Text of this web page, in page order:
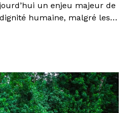
un enjeu majeur de
santé publique et de dignité humaine, malgré les progrès médicaux réalisés au cours des dernières décennies. À l’occasion de la 73ᵉ Journée mondiale de la lèpre, célébrée les 24, 25 et 26 janvier, nous réaffirmons notre engagement aux côtés des autorités sanitaires et des communautés.Cette 73ème édition est un appel vibrant à intensifier le dépistage précoce. Identifier la maladie dès ses premiers signes est le seul moyen de garantir une guérison totale et d'éviter les séquelles physiques définitives. En République Démocratique du Congo (RDC), le retard de diagnostic, souvent alimenté par la peur et la stigmatisation, reste l'obstacle majeur qu'il nous faut impérativement briser.La lèpre : une maladie ancienne mais toujours d’actualitéAussi appelée maladie de Hansen, la lèpre est une infection bactérienne chronique causée par Mycobacterium leprae. Elle affecte principalement la peau, les nerfs périphériques, les yeux et les voies respiratoires supérieures. En l’absence de traitement précoce, elle peut entraîner des incapacités physiques irréversibles, des déformations et une perte de sensibilité, exposant les personnes atteintes à des blessures répétées.Classée parmi les maladies tropicales négligées (MTN) par l’Organisation mondiale de la Santé (OMS), la lèpre touche principalement les populations vivant dans des contextes de pauvreté, de précarité et d’accès limité aux soins. C’est précisément dans ces contextes que nous concentrons nos interventions, en plaçant la personne affectée au cœur de la réponse sanitaire et sociale.Situation de la lèpre en RDC : une réponse portée par Action DamienLa République Démocratique du Congo figure parmi les pays où la lèpre est encore présente. Chaque année, le pays enregistre environ 3 000 nouveaux cas. En 2024, grâce aux efforts conjoints des partenaires nationaux et internationaux, 2 172 cas de lèpre ont été dépistés et mis sous traitement, illustrant l’impact des stratégies de dépistage actif et de prise en charge précoce que nous soutenons.La maladie est présente dans plusieurs provinces du pays, avec une endémicité plus marquée dans certaines zones. nous intervenons actuellement dans 9 provinces, couvrant plus de 200 zones de santé, en étroite collaboration avec le Programme National d’Élimination de la Lèpre (PNEL).Parmi ces provinces, le Haut-Uélé, la Tshopo et le Tanganyika figurent parmi les zones les plus endémiques, en raison de l’enclavement géographique, de l’accès limité aux soins de santé et de la coexistence d’autres maladies tropicales négligées cutanées. Dans ces contextes, l’action d’Action Damien est déterminante pour rapprocher les soins des communautés.Le principal défi ne réside pas uniquement dans la présence de la maladie, mais dans le diagnostic tardif, souvent lié à la méconnaissance des symptômes, à la peur du rejet social et aux préjugés persistants. Nous œuvrons activement pour inverser cette tendance, car un diagnostic précoce permet d’éviter les incapacités, de réduire la transmission et d’améliorer significativement la qualité de vie des personnes affectées.Transmission et prise en charge : informer pour mieux agirContrairement aux idées reçues, la lèpre n’est pas hautement contagieuse. Elle se transmet par des contacts étroits et prolongés avec une personne non traitée, principalement par les gouttelettes respiratoires. Une simple poignée de main, un repas partagé ou un contact occasionnel ne suffisent pas à transmettre la maladie.Dès le début du traitement, la personne atteinte cesse d’être contagieuse. La lèpre est totalement guérissable grâce à une polychimiothérapie gratuite, recommandée par l’OMS et disponible en RDC avec notre appui, qui soutient l’accès équitable au diagnostic et au traitement.Stigmatisation : un combat au cœur des nos actionsEn RDC, la lèpre reste associée à des croyances erronées et à une forte stigmatisation sociale. Cette réalité conduit souvent à l’isolement des patients, à la perte de leurs moyens de subsistance et à une marginalisation durable, même après la guérison.Consciente de cet enjeu, nous adoptons une approche globale, allant au-delà du traitement médical. La lutte contre la lèpre intègre la sensibilisation communautaire, la réinsertion sociale et le soutien économique des personnes affectées, afin de restaurer leur dignité et leur place au sein de la communauté.Notre engagement en RDCPrésente depuis plusieurs années en République Démocratique du Congo, nous jouons un rôle clé dans la lutte contre la lèpre à travers une approche intégrée qui combine :Le dépistage précoce et la prise en charge médicale gratuite des personnes atteintes de la lèpre;La formation du personnel de santé, pour améliorer la détection, le suivi et la qualité des soins ;La sensibilisation des communautés, afin de réduire les préjugés et encourager le recours précoce aux services de santé ;L’autonomisation socio-économique des personnes affectées, à travers des projets générateurs de revenus (agriculture, pisciculture, artisanat), favorisant leur réinsertion et leur dignité.À travers nos actions, Nous agissons simultanément sur la maladie et sur ses conséquences humaines, contribuant à une amélioration durable des conditions de vie des bénéficiaires.Agir ensemble pour un avenir sans lèpreCette 73ème Journée Mondiale nous rappelle que la lèpre n’est pas une maladie du passé. Elle exige un engagement collectif pour renforcer les campagnes de dépistage et garantir l'accès aux soins pour tous et combattre la stigmatisation.En RDC, avec l’appui de ses partenaires, des autorités sanitaires et des communautés, nous poursuivons résolument son engagement pour un futur sans lèpre, où chaque personne affectée a accès aux soins et retrouver son autonomie sociale et économique.